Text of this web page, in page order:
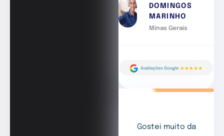
DOMINGOS
MARINHO
Minas Gerais
Gostei muito da